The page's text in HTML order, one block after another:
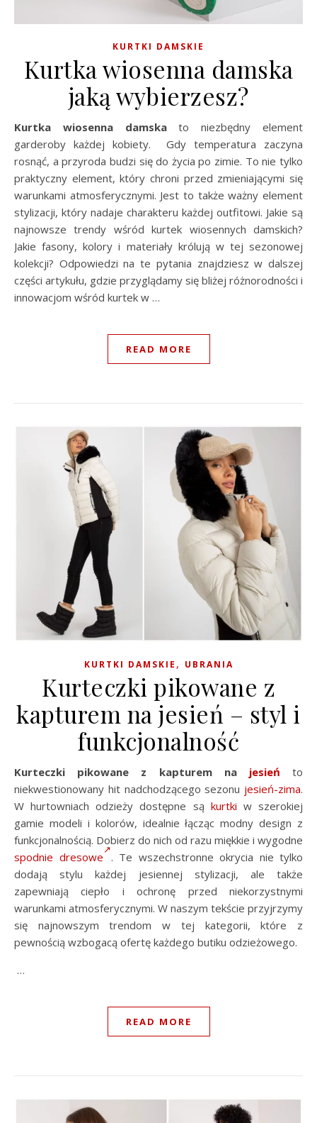
KURTKI DAMSKIE
Kurtka wiosenna damska
jaką wybierzesz?
Kurtka wiosenna damskato niezbędny element
garderoby każdej kobiety. Gdy temperatura zaczyna
rosnąć, a przyroda budzi się do życia po zimie. To nie tylko
praktyczny element, który chroni przed zmieniającymi się
warunkami atmosferycznymi. Jest to także ważny element
stylizacji, który nadaje charakteru każdej outfitowi. Jakie są
najnowsze trendy wśród kurtek wiosennych damskich?
Jakie fasony, kolory i materiały królują w tej sezonowej
kolekcji? Odpowiedzi na te pytania znajdziesz w dalszej
części artykułu, gdzie przyglądamy się bliżej różnorodności i
innowacjom wśród kurtek w …
READ MORE
KURTKI DAMSKIE , UBRANIA
Kurteczki pikowane z
kapturem na jesień – styl i
funkcjonalność
Kurteczki pikowane z kapturem na jesień to
niekwestionowany hit nadchodzącego sezonu jesień-zima.
W hurtowniach odzieży dostępne są kurtki w szerokiej
gamie modeli i kolorów, idealnie łącząc modny design z
funkcjonalnością. Dobierz do nich od razu miękkie i wygodne
spodnie dresowe
. Te wszechstronne okrycia nie tylko
dodają stylu każdej jesiennej stylizacji, ale także
zapewniają ciepło i ochronę przed niekorzystnymi
warunkami atmosferycznymi. W naszym tekście przyjrzymy
się najnowszym trendom w tej kategorii, które z
pewnością wzbogacą ofertę każdego butiku odzieżowego.
…
READ MORE